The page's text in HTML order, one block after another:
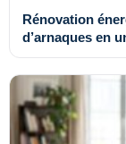
Rénovation
d’arnaques en